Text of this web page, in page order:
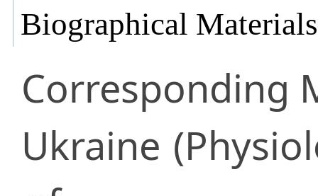
Biographical Materials
Corresponding
Ukraine